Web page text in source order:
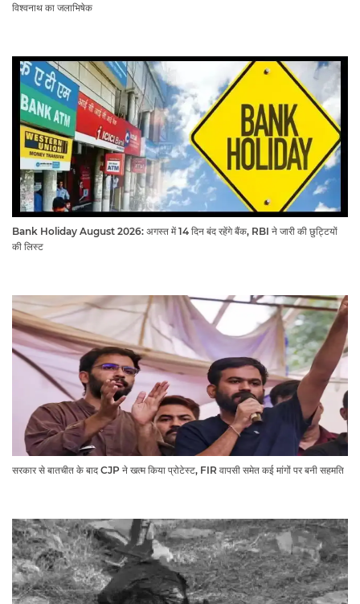
विश्वनाथ का जलाभिषेक
Bank Holiday August 2026: अगस्त में 14 दिन बंद रहेंगे बैंक, RBI ने जारी की छुट्टियों
की लिस्ट​​​​​​​
सरकार से बातचीत के बाद CJP ने खत्म किया प्रोटेस्ट, FIR वापसी समेत कई मांगों पर बनी सहमति